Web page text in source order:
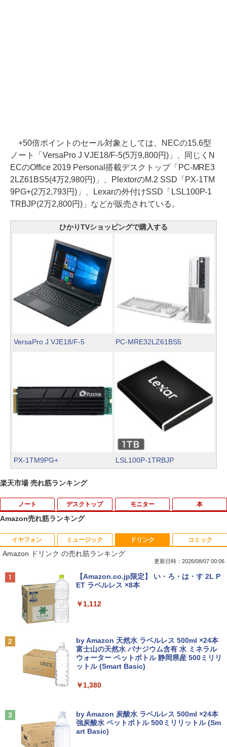
+50倍ポイントのセール対象としては、NECの15.6型
ノート「VersaPro J VJE18/F-5(5万9,800円)」、同じくN
ECのOffice 2019 Personal搭載デスクトップ「PC-MRE3
2LZ61BS5(4万2,980円)」、PlextorのM.2 SSD「PX-1TM
9PG+(2万2,793円)」、Lexarの外付けSSD「LSL100P-1
TRBJP(2万2,800円)」などが販売されている。
ひかりTVショッピングで購入する
VersaPro J VJE18/F-5 PC-MRE32LZ61BS5
PX-1TM9PG+ LSL100P-1TRBJP
楽天市場 売れ筋ランキング
ノート
1
【期間限定★新品無線マウス付】中古ノ
ートパソコン Windows11 Office2019搭
載 15.6型 テンキー付き Celeron 第8世代
Core i3 Core i5 メモリ4GB/16GB SSD1
28GB～1TB Webカメラ DVD 無線LAN
店長おまかせPC 初期設定済 送料無料
往復送料込！パソコンレンタルハイスペ
ックモデルCore i7/16G/SSD/カメラ付き
（4週間延長）【Office2024セット】イ
す。販売品ではありません。ご了承下さ
￥14,300
デスクトップ
1
ポイント10倍 中古パソコン デスクトッ
プパソコン Windows 11【Office付】
【Windows 11 Pro 64Bit搭載】DELL O
ptiplexシリーズ Core i5搭載/4G/新品SS
D 120GB/DVD-ROM/送料無料【オプショ
ン色々有】
￥24,800
【エントリーでポイント100％還元のチ
ャンス】GMKtec ミニpc G3 Pro Intel C
ore i3 10110U 16GB DDR4 64GBまで増
設 512GB SSD M.2 2242 最大8TB Wind
2 小型PC VESA対応 ミニパソコン 2画面
￥66,248
モニター 本
1
アンダーニンジャ（18） 【電子書籍】[
花沢健吾 ]
￥792
看護師・看護学生のためのレビューブッ
￥6,930
Amazon売れ筋ランキング
イヤフォン
Anker Soundcore P40i オフホワイト
Anker Soundcore P31i ブラック
￥5,990
ンク
￥-
ミュージック
BRUCE WAYNE feat. Flo Milli, ATL Jacob
[Explicit]
￥250
BRUCE WAYNE feat. Flo Milli, ATL Jacob
[Explicit]
￥250
￥250
ドリンク
Amazon ドリンク の売れ筋ランキング
更新日時：2026/08/07 00:06
【Amazon.co.jp限定】 い・ろ・は・す 2L P
ET ラベルレス ×8本
￥1,112
by Amazon 天然水 ラベルレス 500ml ×24本
富士山の天然水 バナジウム含有 水 ミネラル
ウォーター ペットボトル 静岡県産 500ミリリ
ットル (Smart Basic)
￥1,380
by Amazon 炭酸水 ラベルレス 500ml ×24本
強炭酸水 ペットボトル 500ミリリットル (Sm
art Basic)
コミック